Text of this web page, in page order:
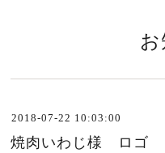
2018-07-22 10:03:00
焼肉いわじ様 ロゴ